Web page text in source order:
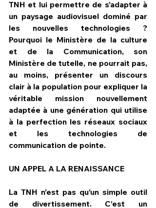
TNH et lui permettre de s’adapter à
un paysage audiovisuel dominé par
les nouvelles technologies ?
Pourquoi le Ministère de la culture
et de la Communication, son
Ministère de tutelle, ne pourrait pas,
au moins, présenter un discours
clair à la population pour expliquer la
véritable mission nouvellement
adaptée à une génération qui utilise
à la perfection les réseaux sociaux
et les technologies de
communication de pointe.
UN APPEL A LA RENAISSANCE
La TNH n’est pas qu’un simple outil
de divertissement. C’est un